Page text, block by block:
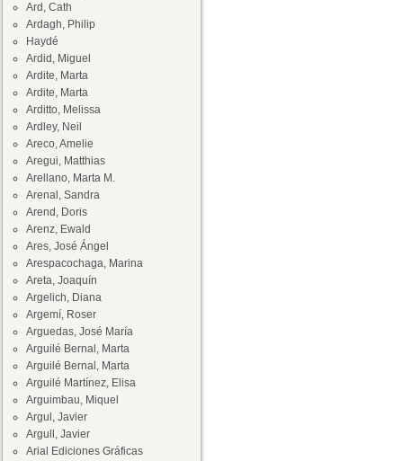
Ard, Cath
Ardagh, Philip
Haydé
Ardid, Miguel
Ardite, Marta
Ardite, Marta
Arditto, Melissa
Ardley, Neil
Areco, Amelie
Aregui, Matthias
Arellano, Marta M.
Arenal, Sandra
Arend, Doris
Arenz, Ewald
Ares, José Ángel
Arespacochaga, Marina
Areta, Joaquín
Argelich, Diana
Argemí, Roser
Arguedas, José María
Arguilé Bernal, Marta
Arguilé Bernal, Marta
Arguilé Martínez, Elisa
Arguimbau, Miquel
Argul, Javier
Argull, Javier
Arial Ediciones Gráficas